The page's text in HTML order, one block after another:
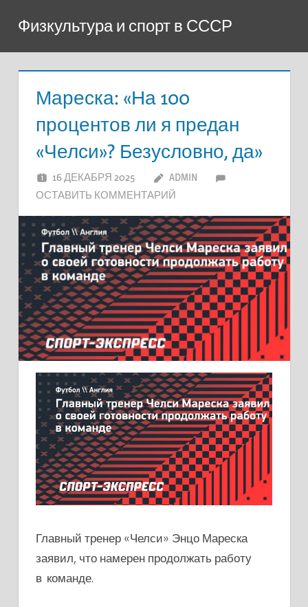
содержимому
Физкультура и спорт в СССР
Мареска: «На 100
процентов ли я предан
«Челси»? Безусловно, да»
16 ДЕКАБРЯ 2025
ADMIN
ОСТАВИТЬ КОММЕНТАРИЙ
Главный тренер «Челси» Энцо Мареска
заявил, что намерен продолжать работу
в команде.